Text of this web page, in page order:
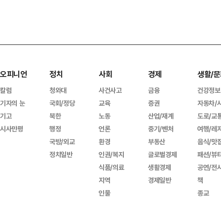
오피니언
칼럼
기자의 눈
기고
시사만평
정치
청와대
국회/정당
북한
행정
국방/외교
정치일반
사회
사건사고
교육
노동
언론
환경
인권/복지
식품/의료
지역
인물
경제
금융
증권
산업/재계
중기/벤처
부동산
글로벌경제
생활경제
경제일반
생활/
건강정보
자동차/
도로/교
여행/레
음식/맛
패션/뷰
공연/전
책
종교